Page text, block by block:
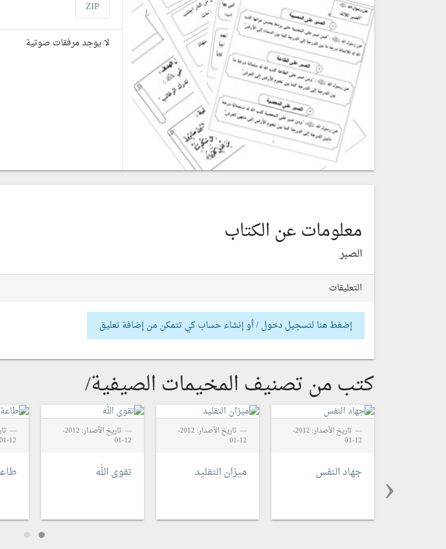
ZIP
لا يوجد مرفقات صوتية
معلومات عن الكتاب
الصبر
التعليقات
إضغط هنا لتسجيل دخول / أو إنشاء حساب كي تتمكن من إضافة تعليق
كتب من تصنيف المخيمات الصيفية/
تاريخ الأصدار: 2012-
12-01
جهاد النفس
تاريخ الأصدار: 2012-
12-01
ميزان التقليد
تاريخ الأصدار: 2012-
12-01
تقوى الله
12-01
‹